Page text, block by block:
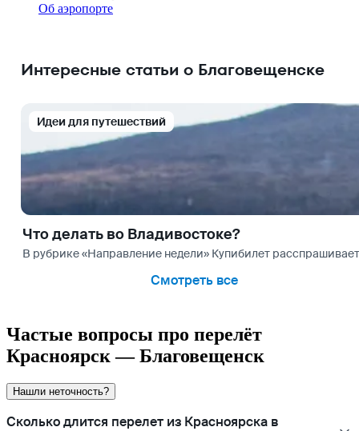
Об аэропорте
Интересные статьи о Благовещенске
Идеи для путешествий
Что делать во Владивостоке?
В рубрике «Направление недели» Купибилет
Смотреть все
Частые вопросы про перелёт
Красноярск — Благовещенск
Нашли неточность?
Сколько длится перелет из Красноярска в